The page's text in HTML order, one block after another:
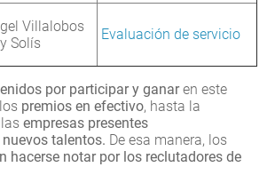
Villalobos
Solís
Evaluación de servicio
por participar y ganaren este
premios en efectivo, hasta la
empresas presentes
talentos. De esa manera, los
hacerse notar por los reclutadores de